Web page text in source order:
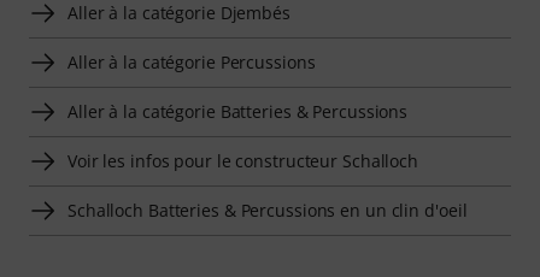
Aller à la catégorie Djembés
Aller à la catégorie Percussions
Aller à la catégorie Batteries & Percussions
Voir les infos pour le constructeur Schalloch
Schalloch Batteries & Percussions en un clin d'oeil